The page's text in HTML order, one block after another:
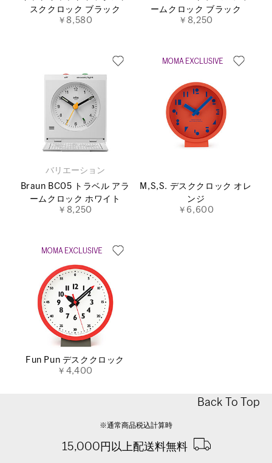
スククロック ブラック
￥8,580
ームクロック ブラック
￥8,250
バリエーション
Braun BC05 トラベル アラ
ームクロック ホワイト
￥8,250
M,S,S. デスククロック オレ
ンジ
￥6,600
Fun Pun デスククロック
￥4,400
Back To Top
※通常商品税込計算時
15,000円以上配送料無料